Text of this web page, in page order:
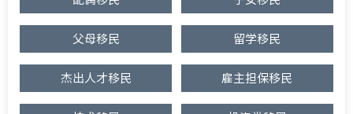
父母移民 留学移民
杰出人才移民 雇主担保移民